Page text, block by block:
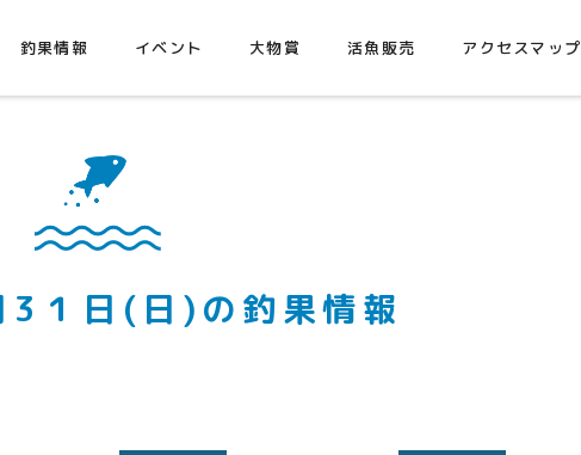
釣果情報 イベント 大物賞 活魚販売 アクセスマップ
１日(日)の釣果情報